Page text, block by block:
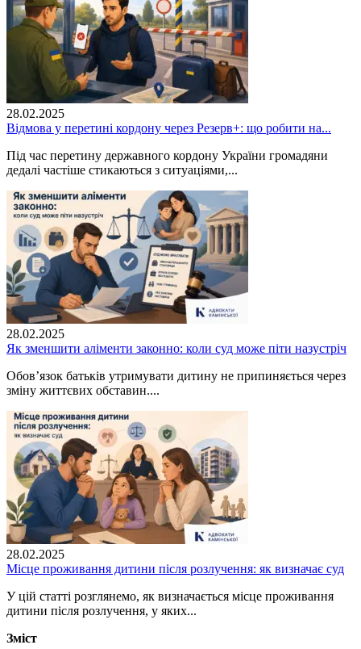
28.02.2025
Відмова у перетині кордону через Резерв+: що робити на...
Під час перетину державного кордону України громадяни
дедалі частіше стикаються з ситуаціями,...
28.02.2025
Як зменшити аліменти законно: коли суд може піти назустріч
Обов’язок батьків утримувати дитину не припиняється через
зміну життєвих обставин....
28.02.2025
Місце проживання дитини після розлучення: як визначає суд
У цій статті розглянемо, як визначається місце проживання
дитини після розлучення, у яких...
Зміст